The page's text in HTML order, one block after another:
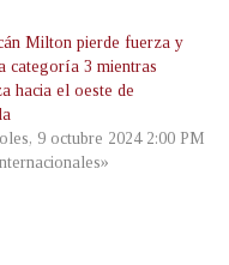
Milton pierde fuerza y
categoría 3 mientras
hacia el oeste de
9 octubre 2024 2:00 PM